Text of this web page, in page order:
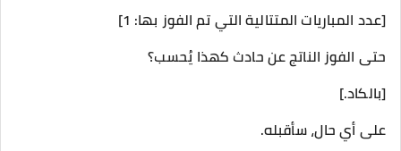
[عدد المباريات المتتالية التي تم الفوز بها: 1]
حتى الفوز الناتج عن حادث كهذا يُحسب؟
[بالكاد.]
على أي حال، سأقبله.